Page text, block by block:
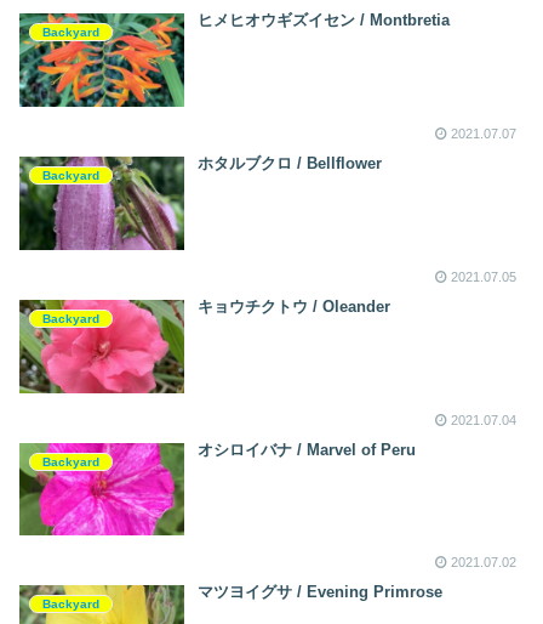
Backyard
ヒメヒオウギズイセン / Montbretia
2021.07.07
Backyard
ホタルブクロ / Bellflower
2021.07.05
Backyard
キョウチクトウ / Oleander
2021.07.04
Backyard
オシロイバナ / Marvel of Peru
2021.07.02
Backyard
マツヨイグサ / Evening Primrose